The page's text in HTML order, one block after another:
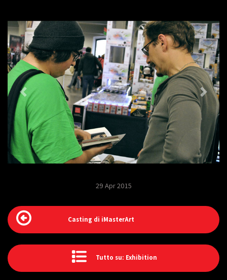
29 Apr 2015
Casting di iMasterArt
Tutto su: Exhibition